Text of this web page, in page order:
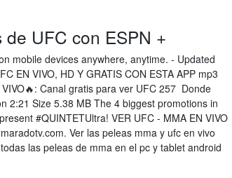
UFC con ESPN +
mobile devices anywhere, anytime. - Updated
EN VIVO, HD Y GRATIS CON ESTA APP mp3
Canal gratis para ver UFC 257 Donde
2:21 Size 5.38 MB The 4 biggest promotions in
#QUINTETUltra! VER UFC - MMA EN VIVO
Ver las peleas mma y ufc en vivo
las peleas de mma en el pc y tablet android